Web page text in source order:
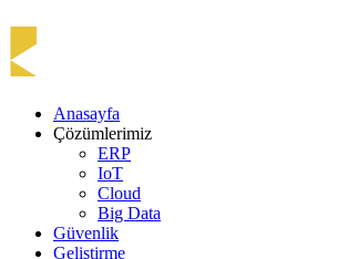
Anasayfa
Çözümlerimiz
ERP
IoT
Cloud
Big Data
Güvenlik
Geliştirme